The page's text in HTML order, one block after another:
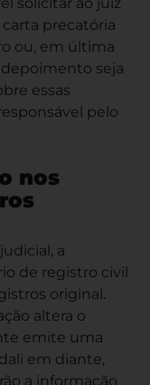
precatória
ou, em última
seja
essas
pelo
nos
a
de registro civil
original.
altera o
emite uma
em diante,
a informação